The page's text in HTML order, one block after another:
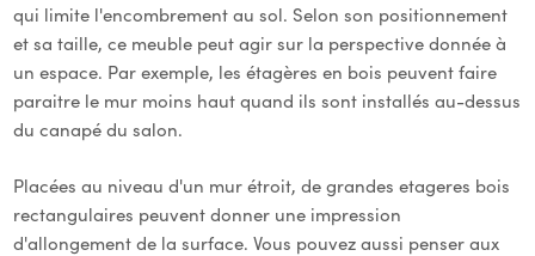
qui limite l'encombrement au sol. Selon son positionnement
et sa taille, ce meuble peut agir sur la perspective donnée à
un espace. Par exemple, les étagères en bois peuvent faire
paraitre le mur moins haut quand ils sont installés au-dessus
du canapé du salon.
Placées au niveau d'un mur étroit, de grandes etageres bois
rectangulaires peuvent donner une impression
d'allongement de la surface. Vous pouvez aussi penser aux